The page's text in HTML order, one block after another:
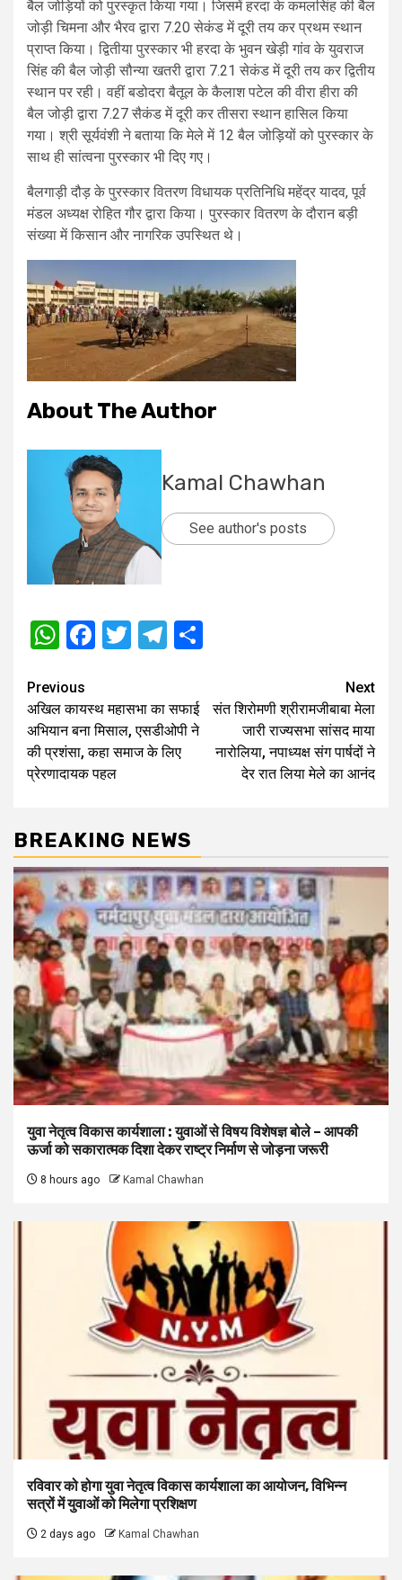
बैल जोड़ियों को पुरस्कृत किया गया। जिसमें हरदा के कमलसिंह की बैल
जोड़ी चिमना और भैरव द्वारा 7.20 सेकंड में दूरी तय कर प्रथम स्थान
प्राप्त किया। द्वितीया पुरस्कार भी हरदा के भुवन खेड़ी गांव के युवराज
सिंह की बैल जोड़ी सौन्या खतरी द्वारा 7.21 सेकंड में दूरी तय कर द्वितीय
स्थान पर रही। वहीं बडोदरा बैतूल के कैलाश पटेल की वीरा हीरा की
बैल जोड़ी द्वारा 7.27 सैकंड में दूरी कर तीसरा स्थान हासिल किया
गया। श्री सूर्यवंशी ने बताया कि मेले में 12 बैल जोड़ियों को पुरस्कार के
साथ ही सांत्वना पुरस्कार भी दिए गए।
बैलगाड़ी दौड़ के पुरस्कार वितरण विधायक प्रतिनिधि महेंद्र यादव, पूर्व
मंडल अध्यक्ष रोहित गौर द्वारा किया। पुरस्कार वितरण के दौरान बड़ी
संख्या में किसान और नागरिक उपस्थित थे।
About The Author
Kamal Chawhan
See author's posts
WhatsApp
Facebook
TwitterTelegram
Post
navigation
Previous
अखिल कायस्थ महासभा का सफाई
अभियान बना मिसाल, एसडीओपी ने
की प्रशंसा, कहा समाज के लिए
प्रेरणादायक पहल
Next
संत शिरोमणी श्रीरामजीबाबा मेला
जारी राज्यसभा सांसद माया
नारोलिया, नपाध्यक्ष संग पार्षदों ने
देर रात लिया मेले का आनंद
BREAKING NEWS
युवा नेतृत्व विकास कार्यशाला : युवाओं से विषय विशेषज्ञ बोले – आपकी
ऊर्जा को सकारात्मक दिशा देकर राष्ट्र निर्माण से जोड़ना जरूरी
8 hours ago Kamal Chawhan
रविवार को होगा युवा नेतृत्व विकास कार्यशाला का आयोजन, विभिन्न
सत्रों में युवाओं को मिलेगा प्रशिक्षण
2 days ago Kamal Chawhan